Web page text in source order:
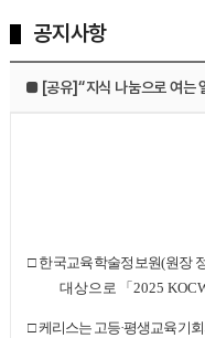
공지사항
■ [공유]“지식 나눔으로 여는
□ 한국교육학술정보원(원장
대상으로 「 2025
□케리스는 고등·평생교육 기